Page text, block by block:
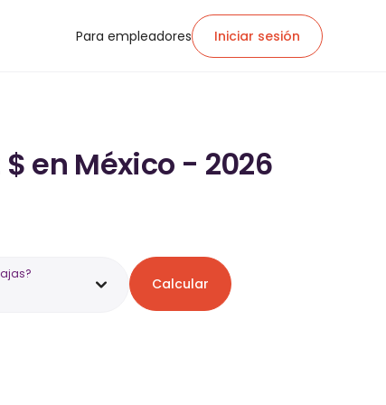
Para empleadores Iniciar sesión
en México - 2026
Calcular